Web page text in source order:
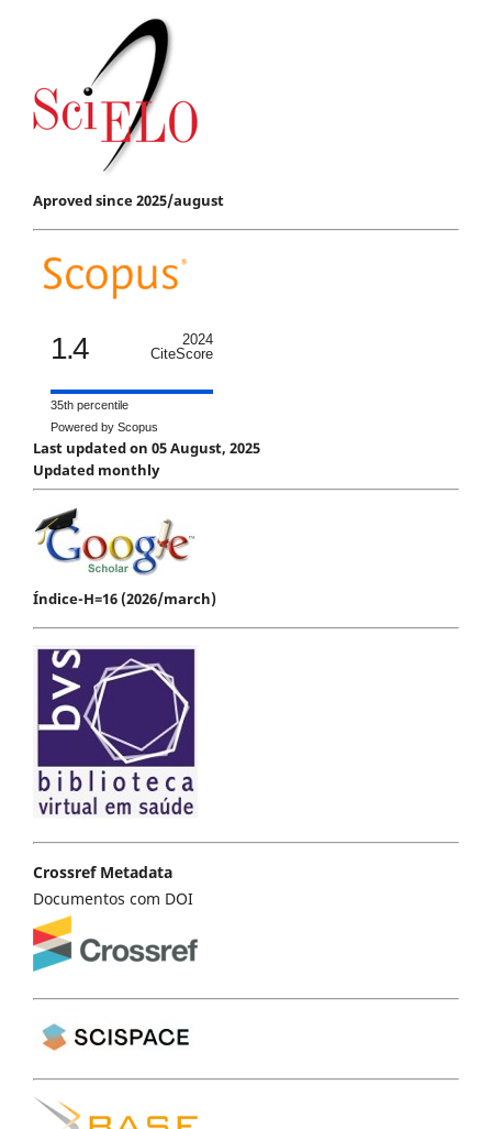
Aproved since 2025/august
1.4
2024
CiteScore
35th percentile
Powered by Scopus
Last updated on 05 August, 2025
Updated monthly
Índice-H=16 (2026/march)
Crossref Metadata
Documentos com DOI